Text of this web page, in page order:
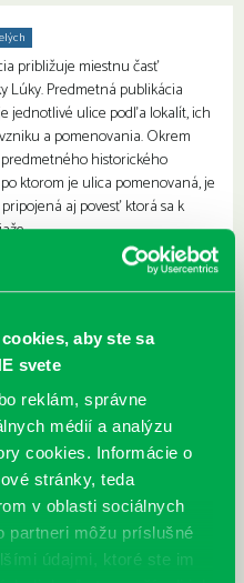
aby ste sa
svete
reklám, správne
médií a analýzu
cookies. Informácie o
stránky, teda
v oblasti sociálnych
partneri môžu príslušné
údajmi, ktoré ste im
približuje miestnu časť
Lúky. Predmetná publikácia
jednotlivé ulice podľa lokalít, ich
a pomenovania. Okrem
historického
ktorom je ulica pomenovaná, je
aj povesť ktorá sa k